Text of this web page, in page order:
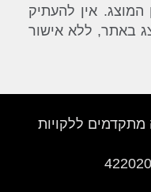
אין להעתיק
באתר, ללא אישור
מתקדמים ללקויות